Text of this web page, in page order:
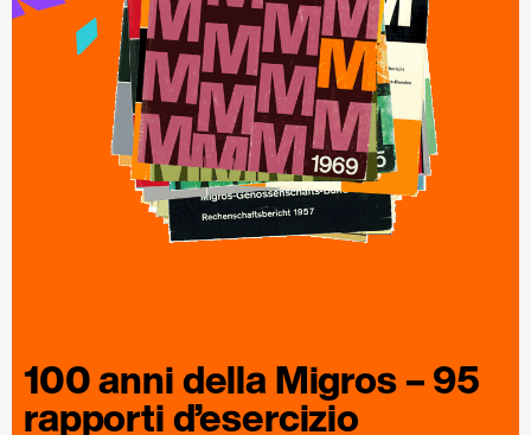
100 anni dellaMigros– 95
rapportid’esercizio